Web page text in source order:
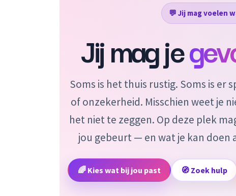
💬 Jij mag voelen
Jij mag je
Soms is het thuis rustig. Soms is er
of onzekerheid. Misschien weet je
het niet te zeggen. Op deze plek
jou gebeurt — en wat je kan doen
🌈 Kies wat bij jou past 🧭 Zoek hulp